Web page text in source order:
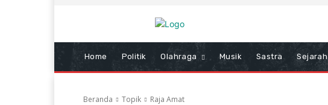
Home Politik Olahraga Musik Sastra Sejarah
Beranda Topik Raja Amat